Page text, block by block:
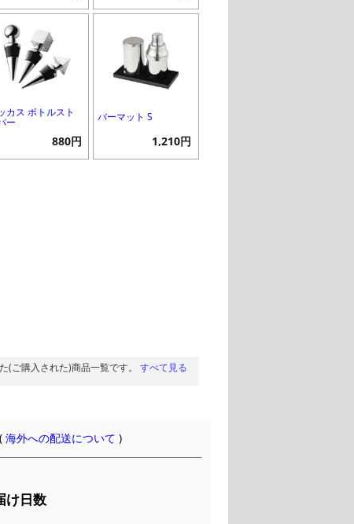
カス ボトルスト
ー
880円
バーマット S
1,210円
(ご購入された)商品一覧です。 すべて見る
海外への配送について )
け日数